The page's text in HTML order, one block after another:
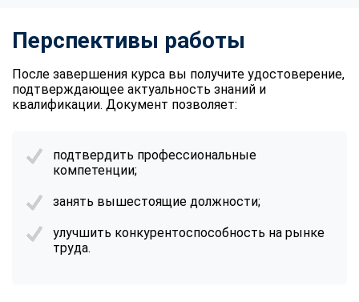
Перспективы работы
После завершения курса вы получите удостоверение,
подтверждающее актуальность знаний и
квалификации. Документ позволяет:
подтвердить профессиональные
компетенции;
занять вышестоящие должности;
улучшить конкурентоспособность на рынке
труда.